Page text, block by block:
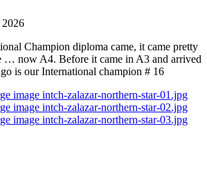
Champion diploma came, it came pretty
… now A4. Before it came in A3 and arrived
is our International champion # 16